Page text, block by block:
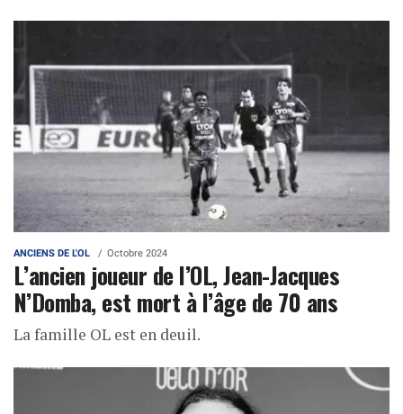
ANCIENS DE L'OL Octobre 2024
L’ancien joueur de l’OL, Jean-Jacques
N’Domba, est mort à l’âge de 70 ans
La famille OL est en deuil.